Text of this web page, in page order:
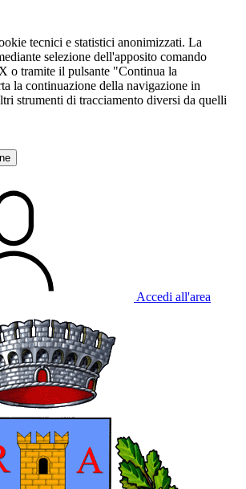
tecnici e statistici anonimizzati. La
selezione dell'apposito comando
o tramite il pulsante "Continua la
la continuazione della navigazione in
strumenti di tracciamento diversi da quelli
Accedi all'area